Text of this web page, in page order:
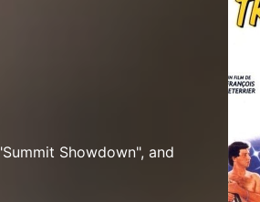
Showdown", and